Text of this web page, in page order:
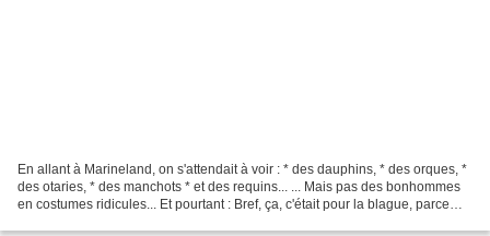
En allant à Marineland, on s'attendait à voir : * des dauphins, * des orques, *
des otaries, * des manchots * et des requins... ... Mais pas des bonhommes
en costumes ridicules... Et pourtant : Bref, ça, c'était pour la blague, parce